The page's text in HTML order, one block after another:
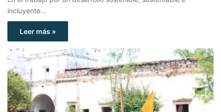
incluyente…
Leer más »